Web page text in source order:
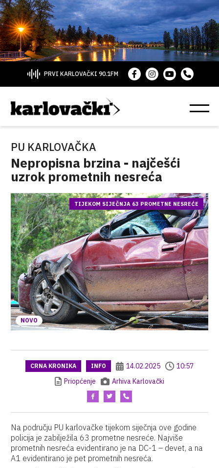
PRVI KARLOVAČKI 90.1FM
PU KARLOVAČKA
Nepropisna brzina - najčešći
uzrok prometnih nesreća
NOVO
TIJEKOM SIJEČNJA 63 PROMETNE NESREĆE
CRNA KRONIKA INFO 14.02.2025
10:57
Priopćenje
Arhiva Karlovački
Na području PU karlovačke tijekom siječnja ove godine
policija je zabilježila 63 prometne nesreće. Najviše
prometnih nesreća evidentirano je na DC-1 – devet, a na
A1 evidentirano je pet prometnih nesreća.